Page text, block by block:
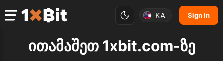
KA Sign in
ითამაშეთ 1xbit.com-ზე